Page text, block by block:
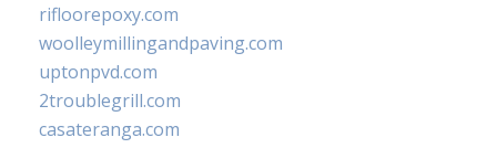
rifloorepoxy.com
woolleymillingandpaving.com
uptonpvd.com
2troublegrill.com
casateranga.com